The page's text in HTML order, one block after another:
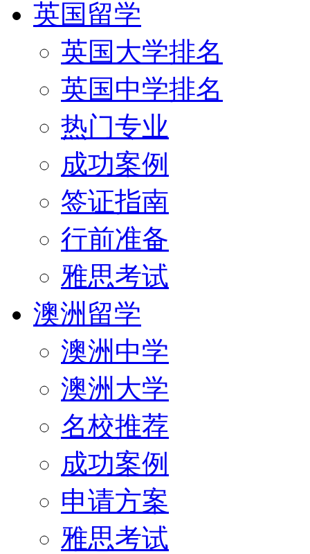
英国留学
英国大学排名
英国中学排名
热门专业
成功案例
签证指南
行前准备
雅思考试
澳洲留学
澳洲中学
澳洲大学
名校推荐
成功案例
申请方案
雅思考试